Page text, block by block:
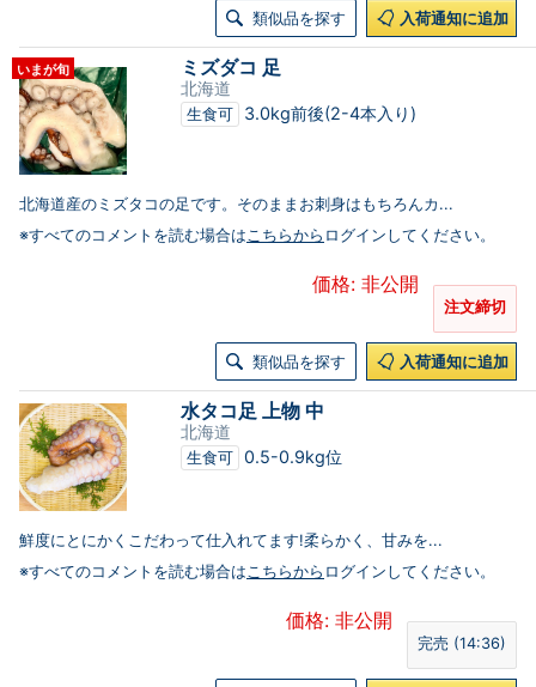
類似品を探す 入荷通知に追加
いまが旬 ミズダコ 足
北海道
生食可 3.0kg前後(2-4本入り)
北海道産のミズタコの足です。そのままお刺身はもちろんカ...
※すべてのコメントを読む場合はこちらから ログインしてください。
価格: 非公開
注文締切
類似品を探す 入荷通知に追加
水タコ足 上物 中
北海道
生食可 0.5-0.9kg位
鮮度にとにかくこだわって仕入れてます!柔らかく、甘みを...
※すべてのコメントを読む場合はこちらから ログインしてください。
価格: 非公開
完売 (14:36)